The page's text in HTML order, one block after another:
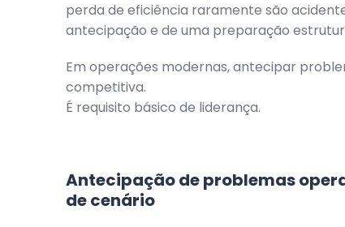
perda de eficiência raramente são
antecipação e de uma preparação
Em operações modernas, antecipar
competitiva.
É requisito básico de liderança.
Antecipação de problemas
de cenário